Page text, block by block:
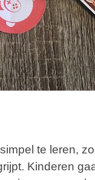
te leren,
Kinderen